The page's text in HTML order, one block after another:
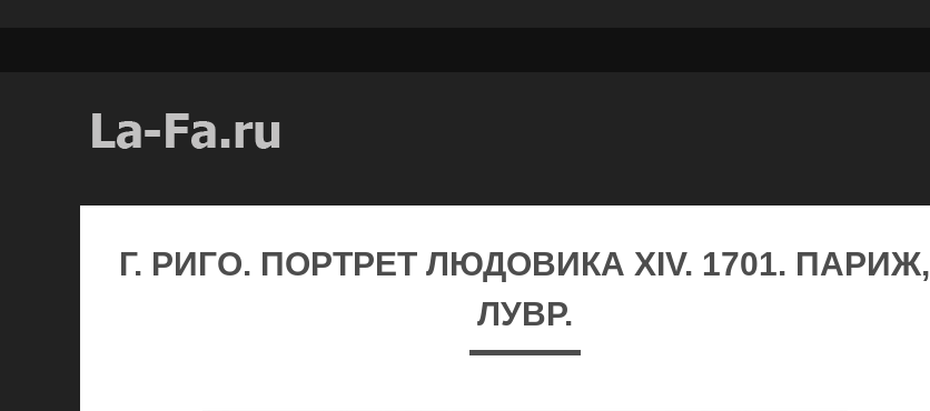
Г. РИГО. ПОРТРЕТ ЛЮДОВИКА XIV. 1701. ПАРИЖ,
ЛУВР.